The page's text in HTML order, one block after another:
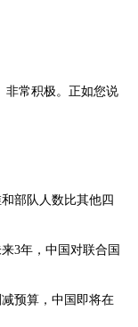
非常积极。正如您说
部队人数比其他四
3年，中国对联合国
预算，中国即将在